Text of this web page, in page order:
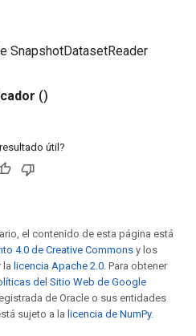
SnapshotDatasetReader
()
útil?
el contenido de esta página está
4.0 de Creative Commons y los
la licencia Apache 2.0. Para obtener
del Sitio Web de Google
de Oracle o sus entidades
sujeto a la licencia de NumPy.